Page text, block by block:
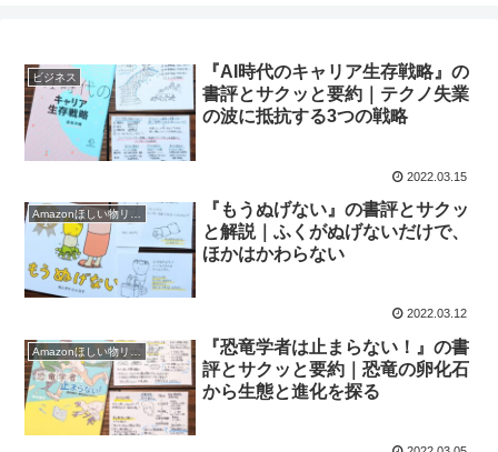
ビジネス
『AI時代のキャリア生存戦略』の
書評とサクッと要約｜テクノ失業
の波に抵抗する3つの戦略
2022.03.15
Amazonほしい物リスト2021
『もうぬげない』の書評とサクッ
と解説｜ふくがぬげないだけで、
ほかはかわらない
2022.03.12
Amazonほしい物リスト2021
『恐竜学者は止まらない！』の書
評とサクッと要約｜恐竜の卵化石
から生態と進化を探る